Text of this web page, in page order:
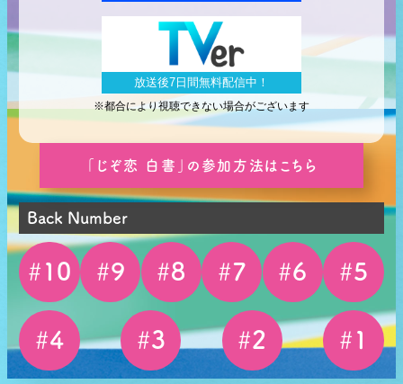
放送後7日間無料配信中！
※都合により視聴できない場合がございます
「じぞ恋 白書」の参加方法はこちら
Back Number
# 10 #9 #8 #7 #6 #5
#4 #3 #2 # 1